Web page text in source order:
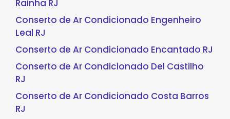
Rainha RJ
Conserto de Ar Condicionado Engenheiro
Leal RJ
Conserto de Ar Condicionado Encantado RJ
Conserto de Ar Condicionado Del Castilho
RJ
Conserto de Ar Condicionado Costa Barros
RJ